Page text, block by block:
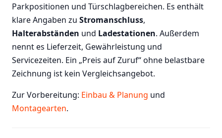
Parkpositionen und Türschlagbereichen. Es enthält
klare Angaben zu Stromanschluss,
Halterabständen und Ladestationen. Außerdem
nennt es Lieferzeit, Gewährleistung und
Servicezeiten. Ein „Preis auf Zuruf“ ohne belastbare
Zeichnung ist kein Vergleichsangebot.
Zur Vorbereitung: Einbau & Planung und
Montagearten.